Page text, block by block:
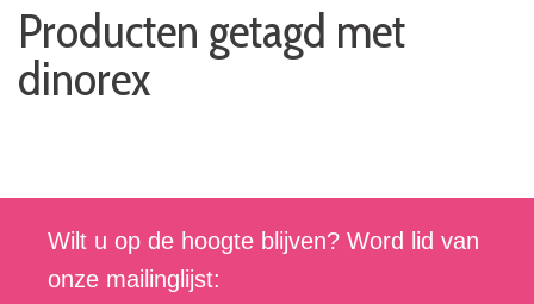
Producten getagd met
dinorex
Wilt u op de hoogte blijven? Word lid van
onze mailinglijst: